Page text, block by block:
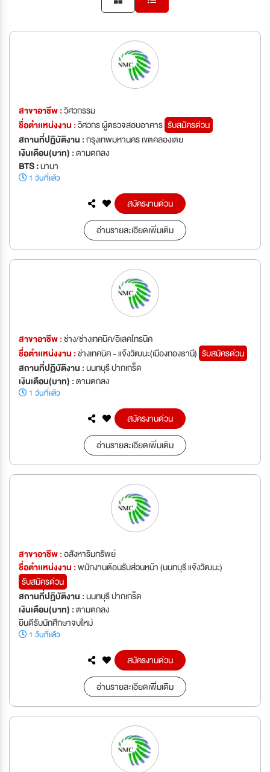
สาขาอาชีพ :วิศวกรรม
ชื่อตำเเหน่งงาน :วิศวกร ผู้ตรวจสอบอาคาร รับสมัครด่วน
สถานที่ปฏิบัติงาน :กรุงเทพมหานคร เขตคลองเตย
เงินเดือน(บาท) :ตามตกลง
BTS :นานา
1 วันที่แล้ว
สมัครงานด่วน
อ่านรายละเอียดเพิ่มเติม
สาขาอาชีพ :ช่าง/ช่างเทคนิค/อิเลคโทรนิค
ชื่อตำเเหน่งงาน :ช่างเทคนิค - แจ้งวัฒนะ(เมืองทองธานี) รับสมัครด่วน
สถานที่ปฏิบัติงาน :นนทบุรี ปากเกร็ด
เงินเดือน(บาท) :ตามตกลง
1 วันที่แล้ว
สมัครงานด่วน
อ่านรายละเอียดเพิ่มเติม
สาขาอาชีพ :อสังหาริมทรัพย์
ชื่อตำเเหน่งงาน :พนักงานต้อนรับส่วนหน้า (นนทบุรี แจ้งวัฒนะ)
รับสมัครด่วน
สถานที่ปฏิบัติงาน :นนทบุรี ปากเกร็ด
เงินเดือน(บาท) :ตามตกลง
ยินดีรับนักศึกษาจบใหม่
1 วันที่แล้ว
สมัครงานด่วน
อ่านรายละเอียดเพิ่มเติม